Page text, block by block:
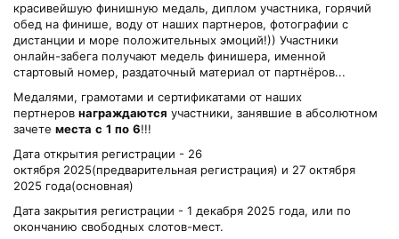
красивейшую финишную медаль, диплом участника, горячий
обед на финише, воду от наших партнеров, фотографии с
дистанции и море положительных эмоций!)) Участники
онлайн-забега получают медель финишера, именной
стартовый номер, раздаточный материал от партнёров...
Медалями, грамотами и сертификатами от наших
пертнеров награждаются участники, занявшие в абсолютном
зачете места с 1 по 6!!!
Дата открытия регистрации - 26
октября 2025(предварительная регистрация) и 27 октября
2025 года(основная)
Дата закрытия регистрации - 1 декабря 2025 года, или по
окончанию свободных слотов-мест.